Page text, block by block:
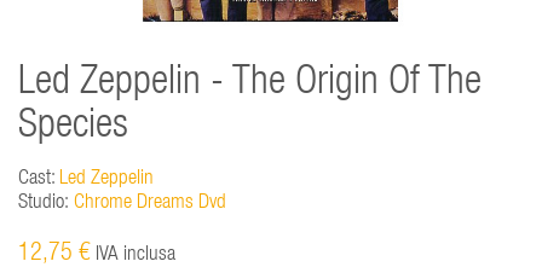
Led Zeppelin - The Origin Of The
Species
Cast: Led Zeppelin
Studio: Chrome Dreams Dvd
12,75 € IVA inclusa